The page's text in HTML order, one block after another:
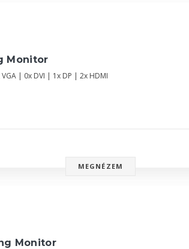
Monitor
| 0x DVI | 1x DP | 2x HDMI
MEGNÉZEM
Monitor